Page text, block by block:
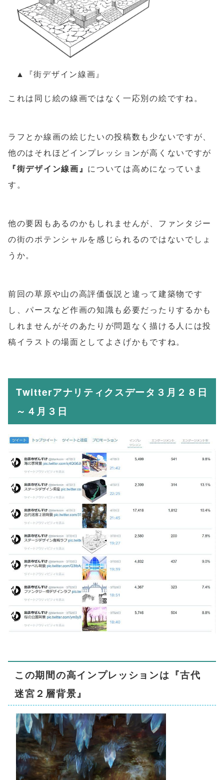
▲『街デザイン線画』
これは同じ絵の線画ではなく一応別の絵ですね。
ラフとか線画の絵じたいの投稿数も少ないですが、
他のはそれほどインプレッションが高くないですが
『街デザイン線画』 については高めになっていま
す。
他の要因もあるのかもしれませんが、ファンタジー
の街のポテンシャルを感じられるのではないでしょ
うか。
前回の草原や山の高評価仮説と違って建築物です
し、パースなど作画の知識も必要だったりするかも
しれませんがそのあたりが問題なく描ける人には投
稿イラストの場面としてよさげかもですね。
Twitterアナリティクスデータ３月２８日
～４月３日
この期間の高インプレッションは『古代
迷宮２層背景』